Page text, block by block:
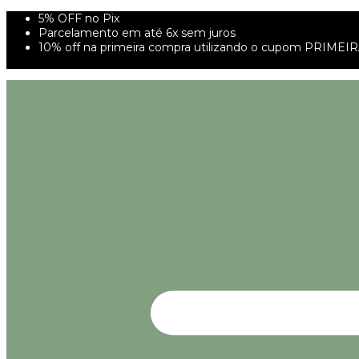
5% OFF no Pix
Parcelamento em até 6x sem juros
10% off na primeira compra utilizando o cupom